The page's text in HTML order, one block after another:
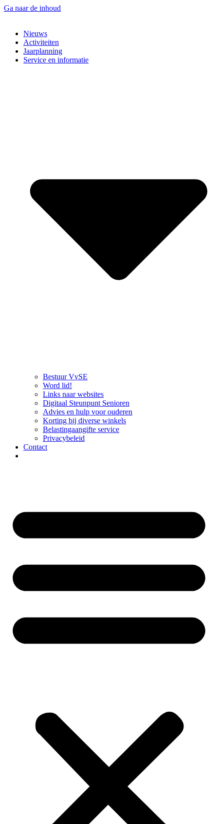
Ga naar de inhoud
Nieuws
Activiteiten
Jaarplanning
Service en informatie
Bestuur VvSE
Word lid!
Links naar websites
Digitaal Steunpunt Senioren
Advies en hulp voor ouderen
Korting bij diverse winkels
Belastingaangifte service
Privacybeleid
Contact